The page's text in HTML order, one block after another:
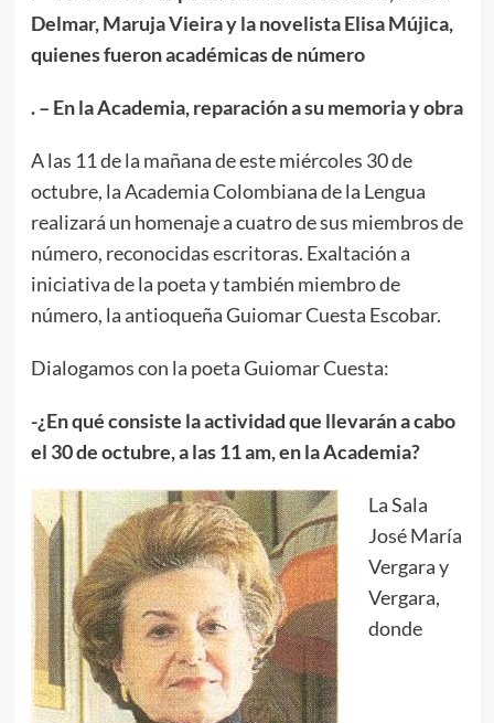
Delmar, Maruja Vieira y la novelista Elisa Mújica,
quienes fueron académicas de número
. – En la Academia, reparación a su memoria y obra
A las 11 de la mañana de este miércoles 30 de
octubre, la Academia Colombiana de la Lengua
realizará un homenaje a cuatro de sus miembros de
número, reconocidas escritoras. Exaltación a
iniciativa de la poeta y también miembro de
número, la antioqueña Guiomar Cuesta Escobar.
Dialogamos con la poeta Guiomar Cuesta:
-¿En qué consiste la actividad que llevarán a cabo
el 30 de octubre, a las 11 am, en la Academia?
La Sala
José María
Vergara y
Vergara,
donde